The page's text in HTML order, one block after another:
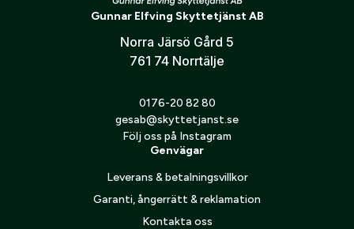
Weaver- och Picatinny-montage, vilket ger stor flexibilitet
vid val av kikarsiktesringar.
Jag godkänner att mina personuppgifter behandlas enligt
personuppgiftspolicy
Gunnar Elfving Skyttetjänst AB
Norra Järsö Gård 5
761 74 Norrtälje
0176-20 82 80
gesab@skyttetjanst.se
Följ oss på Instagram
Genvägar
Leverans & betalningsvillkor
Garanti, ångerrätt & reklamation
Kontakta oss